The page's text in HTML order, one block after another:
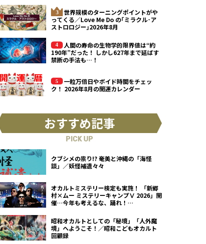
世界規模のターニングポイントがや
ってくる／Love Me Do の｢ミラクル･ア
ストロロジー｣2026年8月
人間の寿命の生物学的限界値は“約
190年”だった！ しかし627年まで延ばす
禁断の手法も…！
一粒万倍日やボイド時間をチェッ
ク！ 2026年8月の開運カレンダー
おすすめ記事
PICK UP
クブシメの祟り!? 奄美と沖縄の「海怪
談」／妖怪補遺々々
オカルトミステリー検定も実施！ 「新郷
村×ムー ミステリーキャンプⅤ 2026」開
催…今年も考えるな、踊れ！
昭和オカルトとしての「秘境」「人外魔
境」へようこそ！／昭和こどもオカルト
回顧録